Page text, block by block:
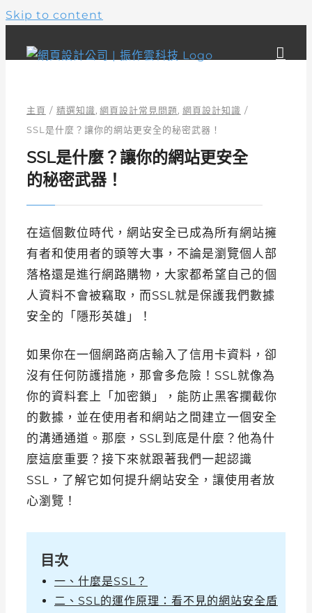
Skip to content
主頁 精選知識 網頁設計常見問題 網頁設計知識
SSL是什麼？讓你的網站更安全的秘密武器！
SSL是什麼？讓你的網站更安全
的秘密武器！
在這個數位時代，網站安全已成為所有網站擁
有者和使用者的頭等大事，不論是瀏覽個人部
落格還是進行網路購物，大家都希望自己的個
人資料不會被竊取，而SSL就是保護我們數據
安全的「隱形英雄」！
如果你在一個網路商店輸入了信用卡資料，卻
沒有任何防護措施，那會多危險！SSL就像為
你的資料套上「加密鎖」，能防止黑客攔截你
的數據，並在使用者和網站之間建立一個安全
的溝通通道。那麼，SSL到底是什麼？他為什
麼這麼重要？接下來就跟著我們一起認識
SSL，了解它如何提升網站安全，讓使用者放
心瀏覽！
目次
一、什麼是SSL？
二、SSL的運作原理：看不見的網站安全盾